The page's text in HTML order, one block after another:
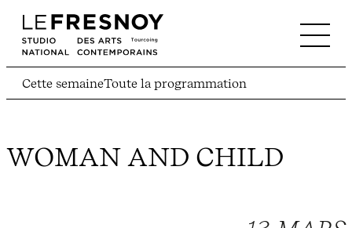
Cette semaineToute la programmation
WOMAN AND CHILD